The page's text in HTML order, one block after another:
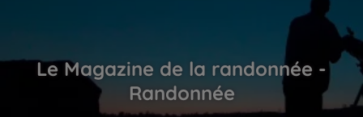
Le Magazine de la randonnée -
Randonnée